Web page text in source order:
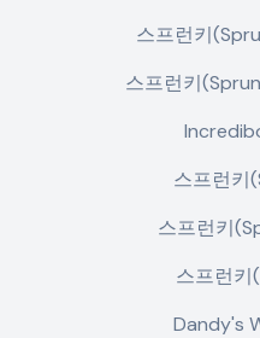
스프런키
스프런키
스프런키
스프런키
스프런키
Dandy's